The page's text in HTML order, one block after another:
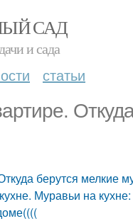
САД
и сада
статьи
берутся мелкие
Муравьи на